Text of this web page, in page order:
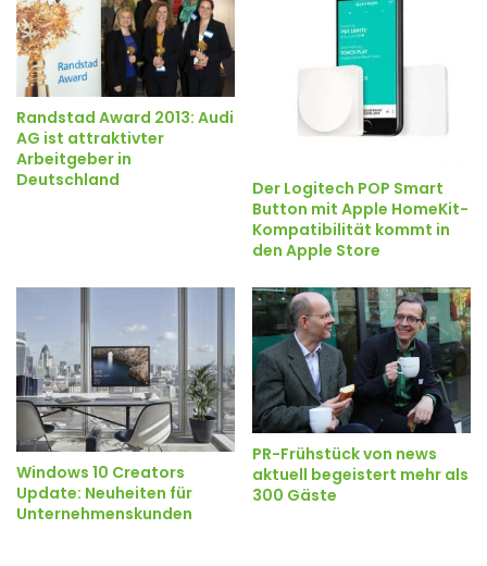
Randstad Award 2013: Audi
AG ist attraktivter
Arbeitgeber in
Deutschland
Der Logitech POP Smart
Button mit Apple HomeKit-
Kompatibilität kommt in
den Apple Store
Windows 10 Creators
Update: Neuheiten für
Unternehmenskunden
PR-Frühstück von news
aktuell begeistert mehr als
300 Gäste